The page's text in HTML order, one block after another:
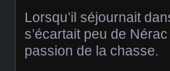
Lorsqu’il séjournait
s’écartait peu de
passion de la chasse.